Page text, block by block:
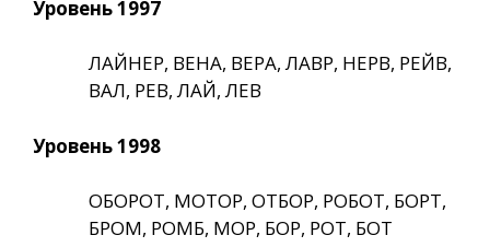
Уровень 1997
ЛАЙНЕР, ВЕНА, ВЕРА, ЛАВР, НЕРВ, РЕЙВ,
ВАЛ, РЕВ, ЛАЙ, ЛЕВ
Уровень 1998
ОБОРОТ, МОТОР, ОТБОР, РОБОТ, БОРТ,
БРОМ, РОМБ, МОР, БОР, РОТ, БОТ